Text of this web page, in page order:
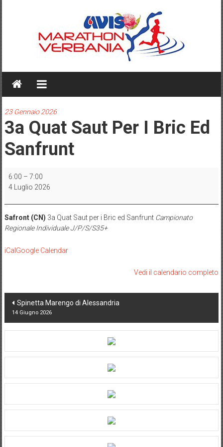
AVIS
MARATHON
VERBANIA
23 Gennaio 2026
3a Quat Saut Per I Bric Ed
Sanfrunt
3a
Quat
per
i
Bric
6:00 – 7:00
4 Luglio 2026
Safront (CN) 3a Quat Saut per i Bric ed Sanfrunt Campionato
Regionale Individuale J/P/S/S35+
iCal Google Calendar
Vedi il calendario completo
Post
navigation
Spinetta Marengo di Alessandria
14 Giugno 2026